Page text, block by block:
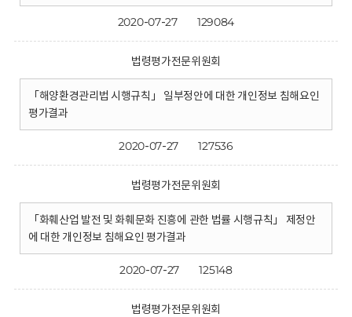
2020-07-27 129084
법령평가전문위원회
「해양환경관리법 시행규칙」 일부정안에 대한 개인정보 침해요인
평가결과
2020-07-27 127536
법령평가전문위원회
「화훼산업 발전 및 화훼문화 진흥에 관한 법률 시행규칙」 제정안
에 대한 개인정보 침해요인 평가결과
2020-07-27 125148
법령평가전문위원회